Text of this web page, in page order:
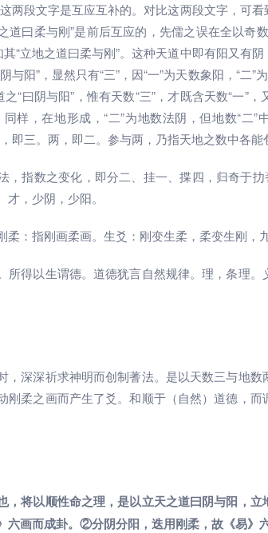
这两段文字是互应互补的。对比这两段文字，可
道曰柔与刚”是前后互应的，先儒之误在全以奇
其“立地之道曰柔与刚”。这种天道中即有阳又有
与阳”，显然只有“三”，因“一”为天数象阳，“二
“曰阴与阳”，惟有天数“三”，才既含天数“一”
样，在地形成，“二”为地数法阴，但地数“二”
即三。两，即二。参与两，乃指天地之数中各能
指数之变化，即分二、挂一、揲四，归奇于扐
，少阴，少阳。
：指刚画柔画。生爻：刚变生柔，柔变生刚，九
得以生谓德。道德犹言自然规律。理，条理。
，深深祈求神明而创制蓍法。是以天数三与地
刚柔之画而产生了爻。和顺于（自然）道德，
，将以顺性命之理，是以立天之道曰阴与阳，
六画而成卦。②分阴分阳，迭用刚柔，故《易》